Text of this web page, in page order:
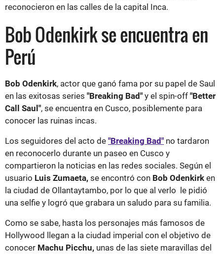
reconocieron en las calles de la capital Inca.
Bob Odenkirk se encuentra en
Perú
Bob Odenkirk, actor que ganó fama por su papel de Saul
en las exitosas series "Breaking Bad" y el spin-off "Better
Call Saul", se encuentra en Cusco, posiblemente para
conocer las ruinas incas.
Los seguidores del acto de "Breaking Bad" no tardaron
en reconocerlo durante un paseo en Cusco y
compartieron la noticias en las redes sociales. Según el
usuario Luis Zumaeta, se encontró con Bob Odenkirk en
la ciudad de Ollantaytambo, por lo que al verlo le pidió
una selfie y logró que grabara un saludo para su familia.
Como se sabe, hasta los personajes más famosos de
Hollywood llegan a la ciudad imperial con el objetivo de
conocer Machu Picchu, unas de las siete maravillas del